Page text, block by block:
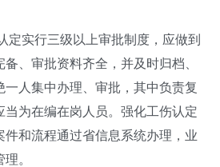
实行三级以上审批制度，应做到
、审批资料齐全，并及时归档、
一人集中办理、审批，其中负责复
当为在编在岗人员。强化工伤认定
件和流程通过省信息系统办理，业
。